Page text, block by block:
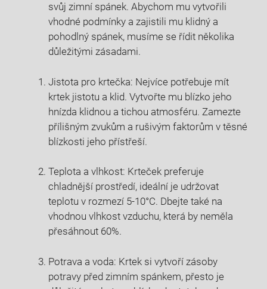
svůj zimní spánek. Abychom mu vytvořili
vhodné podmínky a zajistili mu klidný a
pohodlný spánek, musíme se řídit několika
důležitými zásadami.
Jistota pro krtečka: Nejvíce potřebuje mít
krtek jistotu a klid. Vytvořte mu blízko jeho
hnízda klidnou a tichou atmosféru. Zamezte
přílišným zvukům a rušivým faktorům v těsné
blízkosti jeho přístřeší.
Teplota a vlhkost: Krteček preferuje
chladnější prostředí, ideální je udržovat
teplotu v rozmezí 5-10°C. Dbejte také na
vhodnou vlhkost vzduchu, která by neměla
přesáhnout 60%.
Potrava a voda: Krtek si vytvoří zásoby
potravy před zimním spánkem, přesto je